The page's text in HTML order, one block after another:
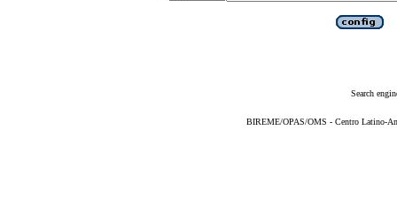
Search
BIREME/OPAS/OMS - Centro Latino-